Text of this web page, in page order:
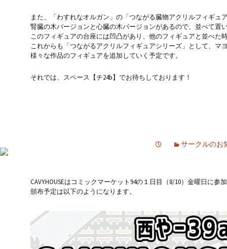
また、「わすれなオルガン」の「つながる臓物アクリルフィギュ
腎臓の木バージョンと心臓の木バージョンがあるので、並べて置
このフィギュアの台座には凹凸があり、他のフィギュアと並べた
これからも「つながるアクリルフィギュアシリーズ」として、マ
様々な作品のフィギュアを追加していく予定です。
それでは、スペース【チ24b】でお待ちしております！
サークルのお
CAVYHOUSEはコミックマーケット94の１日目（8/10）金曜日に参
頒布予定は以下のようになります。